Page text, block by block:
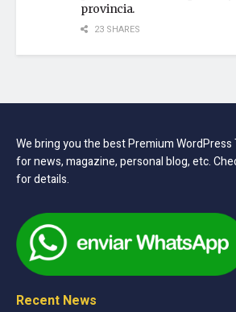
provincia.
23 SHARES
We bring you the best Premium
for news, magazine, personal blog, etc.
for details.
Recent News